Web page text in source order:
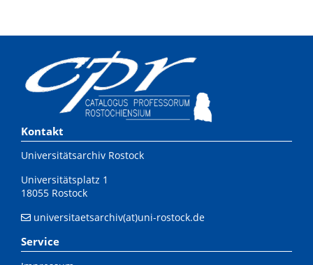
Kontakt
Universitätsarchiv Rostock
Universitätsplatz 1
18055 Rostock
universitaetsarchiv(at)uni-rostock.de
Service